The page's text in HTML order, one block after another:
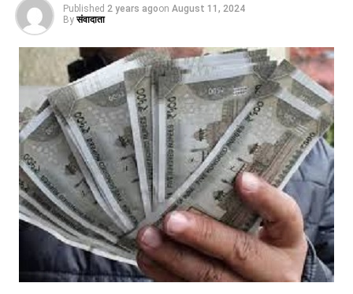
Published 2 years agoon August 11, 2024
By संवादाता